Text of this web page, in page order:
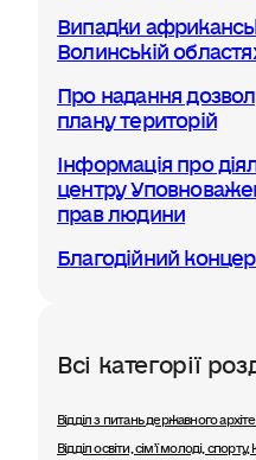
Випадки
Волинській
Про надання
плану територій
Інформація про
центру
прав людини
Благодійний
Всі категорії
Відділ з питань державного
Відділ освіти, сімʼї молоді,